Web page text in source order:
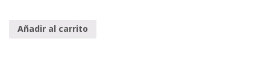
Añadir al carrito